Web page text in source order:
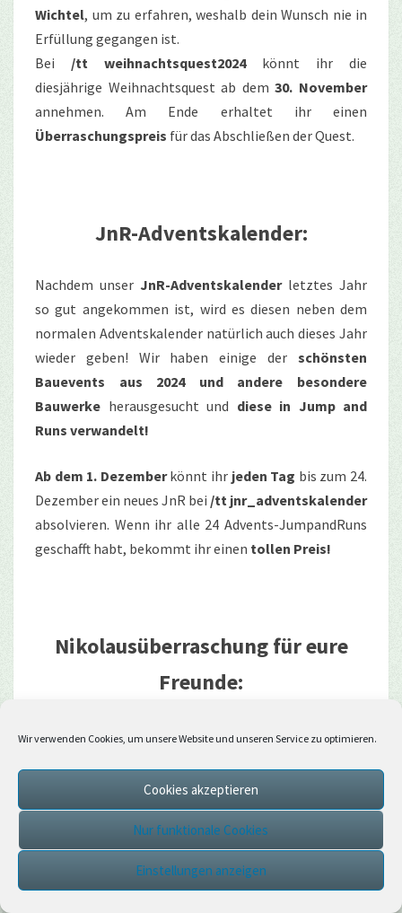
Wir verwenden Cookies, um unsere Website und unseren Service zu optimieren.
Cookies akzeptieren
Nur funktionale Cookies
Einstellungen anzeigen
Wichtel, um zu erfahren, weshalb dein Wunsch nie in
Erfüllung gegangen ist.
Bei /tt weihnachtsquest2024könnt ihr die
diesjährige Weihnachtsquest ab dem30. November
annehmen. Am Ende erhaltet ihr einen
Überraschungspreis für das Abschließen der Quest.
JnR-Adventskalender:
Nachdem unser JnR-Adventskalenderletztes Jahr
so gut angekommen ist, wird es diesen neben dem
normalen Adventskalender natürlich auch dieses Jahr
wieder geben! Wir haben einige der schönsten
Bauevents aus 2024 und andere besondere
Bauwerke herausgesucht und diese in Jump and
Runs verwandelt!
Ab dem 1. Dezemberkönnt ihr jeden Tag bis zum 24.
Dezember ein neues JnR bei /tt jnr_adventskalender
absolvieren. Wenn ihr alle 24 Advents-JumpandRuns
geschafft habt, bekommt ihr einen tollen Preis!
Nikolausüberraschung für eure
Freunde:
In diesem Jahr könnt ihreure Freunde wieder mit
verschiedene Items enthalten können.
verschiedenen Optionen auswählen,
die besondere benannte Items enthaltenund ein
Grußwort dazu senden. Optional könnt ihr auch